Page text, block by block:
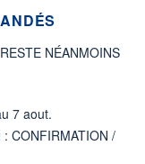
NÉANMOINS
7 aout.
CONFIRMATION /